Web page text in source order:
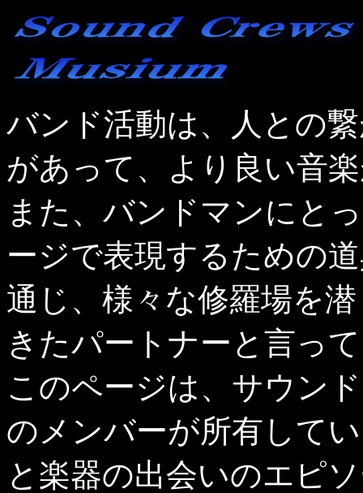
バンド活動は、人との
があって、より良い音
また、バンドマンにと
ージで表現するための
通じ、様々な修羅場を
きたパートナーと言っ
このページは、サウン
のメンバーが所有して
と楽器の出会いのエピ